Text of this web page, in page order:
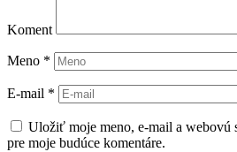
Koment
Meno *
E-mail *
Uložiť moje meno, e-mail a webovú
pre moje budúce komentáre.